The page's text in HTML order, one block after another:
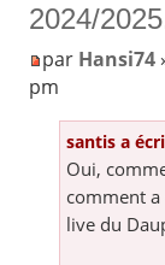
2024/
par Hansi74
pm
santis a
Oui,
comment a
live du